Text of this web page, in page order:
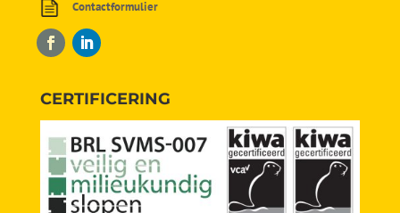
Contactformulier
CERTIFICERING